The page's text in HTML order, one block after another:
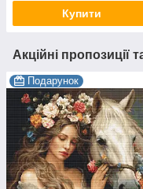
Купити
Акційні пропозиції
Подарунок